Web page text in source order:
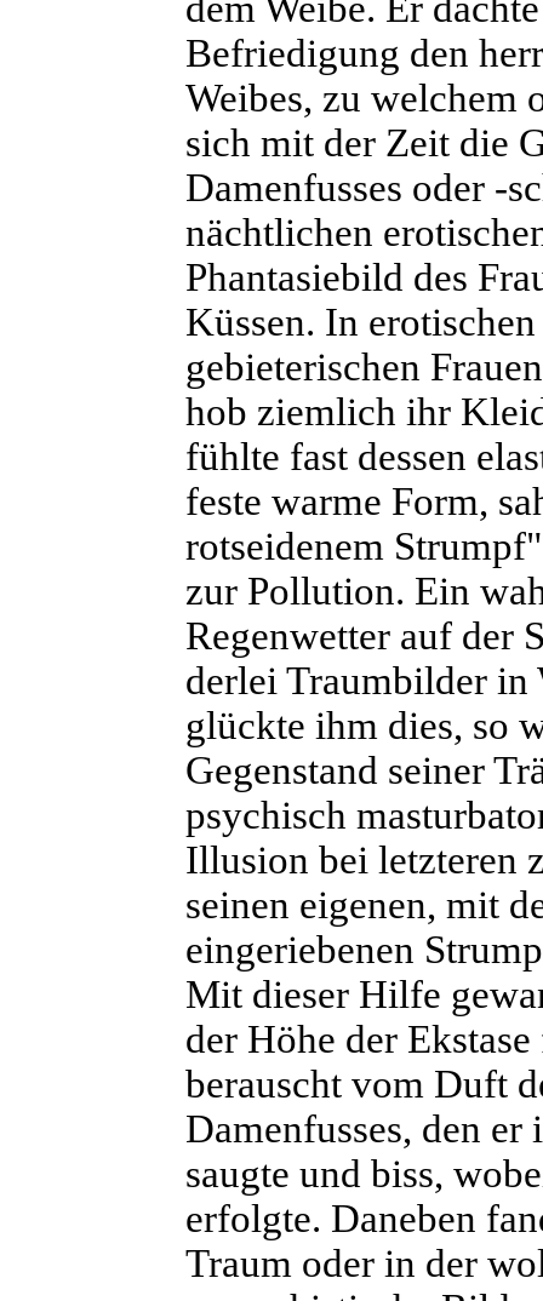
Befriedigung den
Weibes, zu welchem
sich mit der Zeit die
Damenfusses oder -
nächtlichen
Phantasiebild des
Küssen. In
gebieterischen
hob ziemlich ihr
fühlte fast dessen
feste warme Form,
rotseidenem
zur Pollution. Ein
Regenwetter auf der
derlei Traumbilder
glückte ihm dies, so
Gegenstand seiner
psychisch
Illusion bei letzteren
seinen eigenen, mit
eingeriebenen
Mit dieser Hilfe
der Höhe der
berauscht vom Duft
Damenfusses, den er
saugte und biss,
erfolgte. Daneben
Traum oder in der